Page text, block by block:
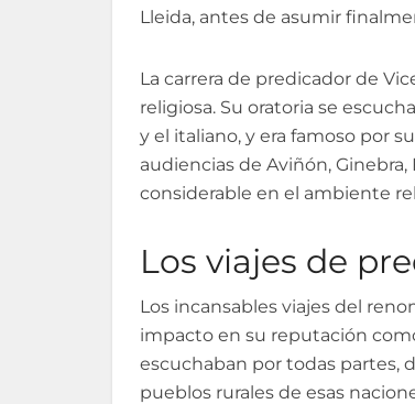
Lleida, antes de asumir
La carrera de predicador de
religiosa. Su oratoria se
y el italiano, y era famoso por
audiencias de Aviñón,
considerable en el ambiente
Los viajes de
Los incansables viajes del
impacto en su reputación
escuchaban por todas partes,
pueblos rurales de esas